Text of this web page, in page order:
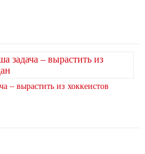
вырастить из хоккеистов